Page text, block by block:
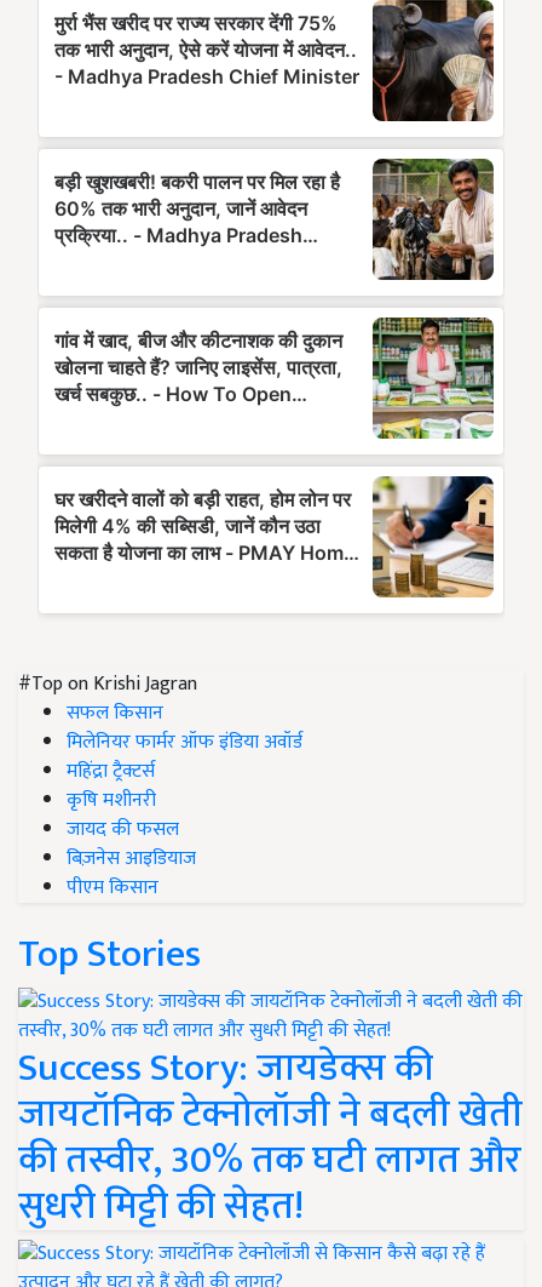
#Top on Krishi Jagran
सफल किसान
मिलेनियर फार्मर ऑफ इंडिया अवॉर्ड
महिंद्रा ट्रैक्टर्स
कृषि मशीनरी
जायद की फसल
बिज़नेस आइडियाज
पीएम किसान
Top Stories
Success Story: जायडेक्स की
जायटॉनिक टेक्नोलॉजी ने बदली खेती
की तस्वीर, 30% तक घटी लागत और
सुधरी मिट्टी की सेहत!